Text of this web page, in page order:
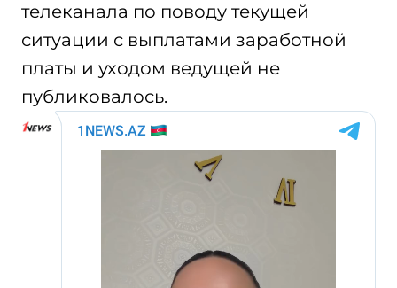
телеканала по поводу текущей
ситуации с выплатами заработной
платы и уходом ведущей не
публиковалось.